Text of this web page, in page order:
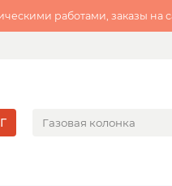
работами, заказы